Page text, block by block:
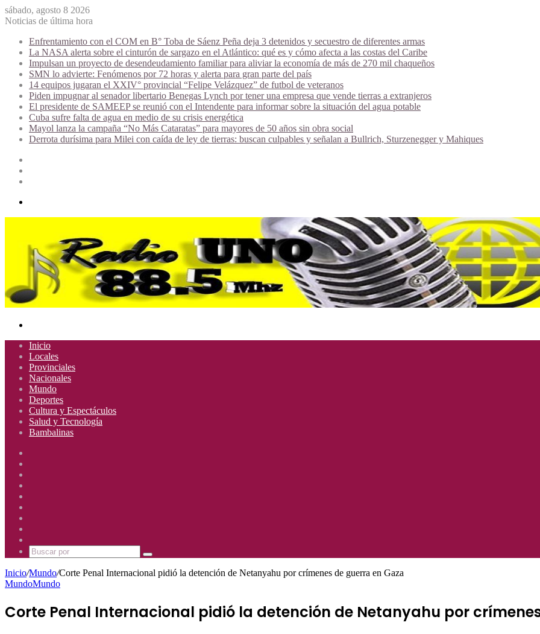
sábado, agosto 8 2026
Noticias de última hora
Enfrentamiento con el COM en B° Toba de Sáenz Peña deja 3 detenidos y secuestro de diferentes armas
La NASA alerta sobre el cinturón de sargazo en el Atlántico: qué es y cómo afecta a las costas del Caribe
Impulsan un proyecto de desendeudamiento familiar para aliviar la economía de más de 270 mil chaqueños
SMN lo advierte: Fenómenos por 72 horas y alerta para gran parte del país
14 equipos jugaran el XXIV° provincial “Felipe Velázquez” de futbol de veteranos
Piden impugnar al senador libertario Benegas Lynch por tener una empresa que vende tierras a extranjeros
El presidente de SAMEEP se reunió con el Intendente para informar sobre la situación del agua potable
Cuba sufre falta de agua en medio de su crisis energética
Mayol lanza la campaña “No Más Cataratas” para mayores de 50 años sin obra social
Derrota durísima para Milei con caída de ley de tierras: buscan culpables y señalan a Bullrich, Sturzenegger y Mahiques
Inicio
Locales
Provinciales
Nacionales
Mundo
Deportes
Cultura y Espectáculos
Salud y Tecnología
Bambalinas
Mhz
885
Mhz
Uno
885
Mhz
Buscar
por
Inicio/Mundo/Corte Penal Internacional pidió la detención de Netanyahu por crímenes de guerra en Gaza
MundoMundo
Corte Penal Internacional pidió la detención de Netanyahu por